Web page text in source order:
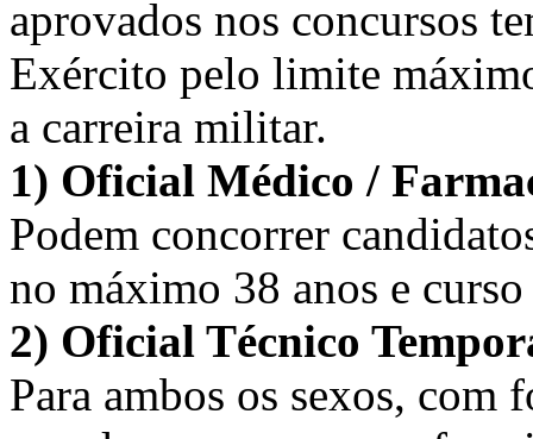
aprovados nos concursos
Exército pelo limite
a carreira militar.
1) Oficial Médico /
Podem concorrer
no máximo 38 anos e
2) Oficial Técnico
Para ambos os sexos, com